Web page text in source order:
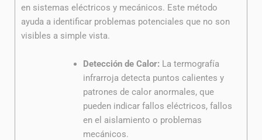
en sistemas eléctricos y mecánicos. Este método
ayuda a identificar problemas potenciales que no son
visibles a simple vista.
Detección de Calor: La termografía
infrarroja detecta puntos calientes y
patrones de calor anormales, que
pueden indicar fallos eléctricos, fallos
en el aislamiento o problemas
mecánicos.